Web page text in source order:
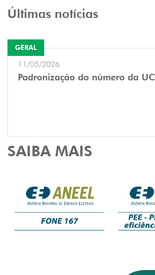
Últimas notícias
GERAL
11/05/2026
Padronização do número da UC
SAIBA MAIS